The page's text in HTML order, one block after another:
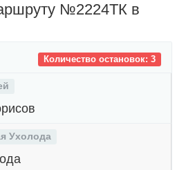
№2224ТК в
Количество остановок: 3
Ухолода